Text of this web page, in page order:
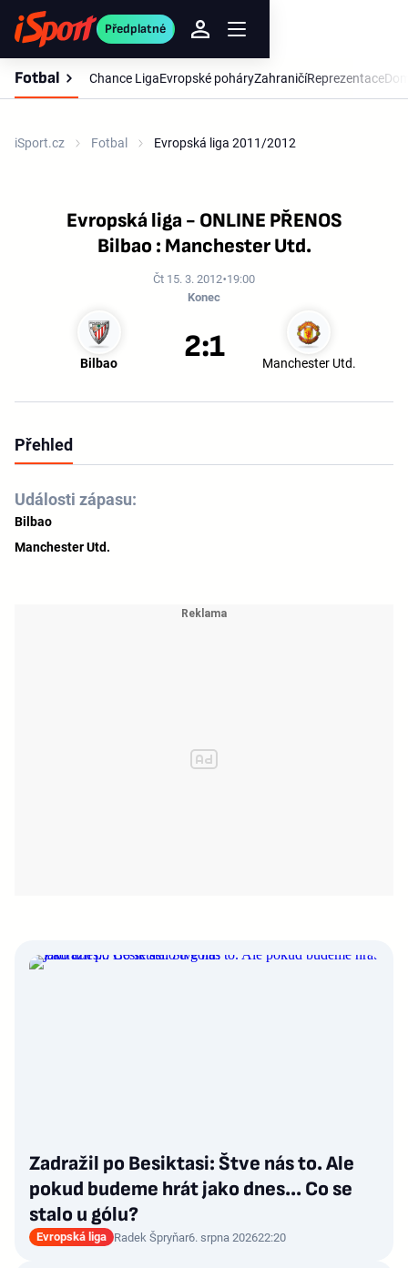
Předplatné
Fotbal Chance LigaEvropské poháryZahraničíReprezentace
iSport.cz Fotbal Evropská liga 2011/2012
Evropská liga - ONLINE PŘENOS
Bilbao : Manchester Utd.
Čt 15. 3. 2012 19:00
Konec
Bilbao Manchester Utd.
2:1
Přehled
Události zápasu:
Bilbao
Manchester Utd.
Zadražil po Besiktasi: Štve nás to. Ale
pokud budeme hrát jako dnes... Co se
stalo u gólu?
Evropská liga Radek Špryňar6. srpna 202622:20